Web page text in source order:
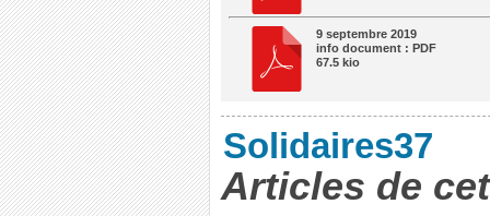
9 septembre 2019
info document : PDF
67.5 kio
Solidaires37
Articles de